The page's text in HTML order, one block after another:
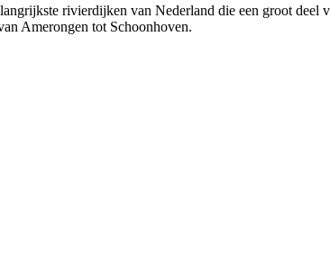
rivierdijken van Nederland die een groot deel
Amerongen tot Schoonhoven.